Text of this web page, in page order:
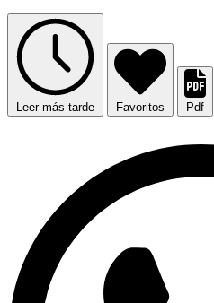
Leer más tarde Favoritos Pdf